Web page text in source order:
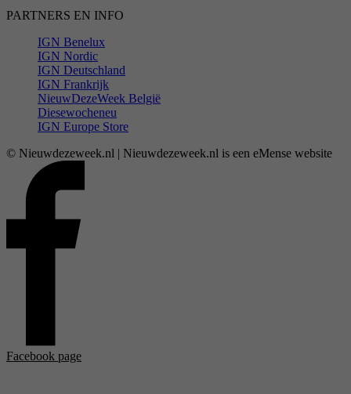
PARTNERS EN INFO
IGN Benelux
IGN Nordic
IGN Deutschland
IGN Frankrijk
NieuwDezeWeek België
Diesewocheneu
IGN Europe Store
© Nieuwdezeweek.nl | Nieuwdezeweek.nl is een eMense website
Facebook page